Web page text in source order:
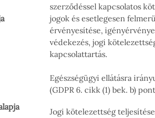
szerződéssel kapcsolatos
jogok és esetlegesen
érvényesítése,
védekezés, jogi
kapcsolattartás.
Egészségügyi ellátásra
(GDPR 6. cikk (1) bek. b)
Jogi kötelezettség